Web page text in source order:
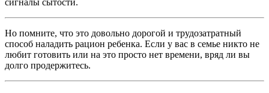
сигналы сытости.
Но помните, что это довольно дорогой и трудозатратный
способ наладить рацион ребенка. Если у вас в семье никто не
любит готовить или на это просто нет времени, вряд ли вы
долго продержитесь.